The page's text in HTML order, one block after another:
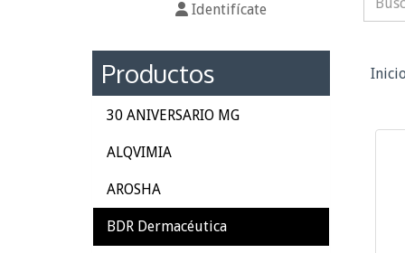
Identifícate
Productos
30 ANIVERSARIO MG
ALQVIMIA
AROSHA
BDR Dermacéutica